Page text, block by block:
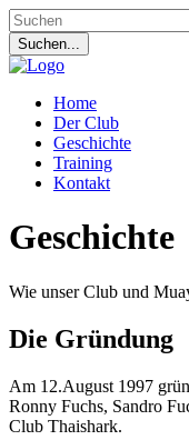
Home
Der Club
Geschichte
Training
Kontakt
Geschichte
Wie unser Club und
Die Gründung
Am 12.August 1997
Ronny Fuchs, Sandro
Club Thaishark.